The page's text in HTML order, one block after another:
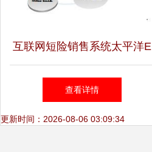
互联网短险销售系统太平洋E
门店操作详解——以万一保险
网代理收取保险费为例
查看详情
更新时间：2026-08-06 03:09:34